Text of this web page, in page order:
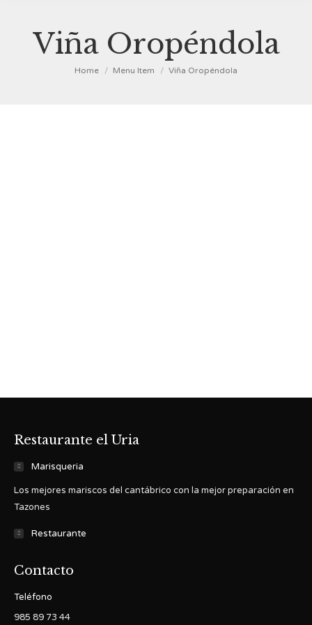
Viña Oropéndola
You are here:
Home Menu Item Viña Oropéndola
Restaurante el Uria
Marisqueria
Los mejores mariscos del cantábrico con la mejor preparación en
Tazones
Restaurante
Contacto
Teléfono
985 89 73 44